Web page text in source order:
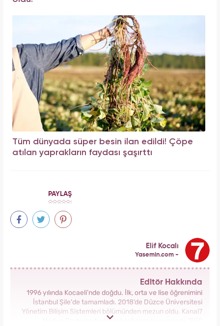
Tüm dünyada süper besin ilan edildi! Çöpe
atılan yaprakların faydası şaşırttı
PAYLAŞ
Elif Kocalı
Yasemin.com -
Editör Hakkında
1996 yılında Kocaeli’nde doğdu. İlk, orta ve lise öğrenimini
İstanbul Şile'de tamamladı. 2018’de Düzce Üniversitesi
Yönetim Bilişim Sistemleri bölümünden mezun oldu. Kanal7
Medya Grubu’na bağlı Haber7.com bünyesinde ‘SEO